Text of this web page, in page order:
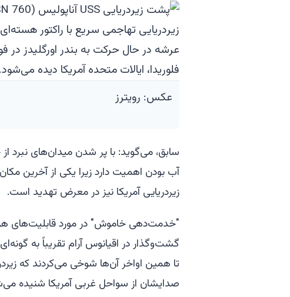
عکس: رویترز
سابق، می‌گوید: با پر شدن میدان‌های نبرد
آب بودن اهمیت دارد زیرا یکی از آخرین
زیردریایی آمریکا نیز در معرض تهدید است.
"خدمت‌دهی خاموش" در مورد قابلیت‌های هر
گشت‌وگذار در اقیانوس آرام تقریباً به
تا همین اواخر آن‌ها شوخی می‌کردند که
صدایشان از سواحل غربی آمریکا شنیده